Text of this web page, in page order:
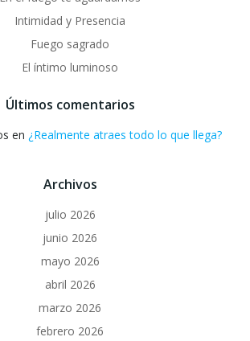
Intimidad y Presencia
Fuego sagrado
El íntimo luminoso
Últimos comentarios
en ¿Realmente atraes todo lo que llega?
Archivos
julio 2026
junio 2026
mayo 2026
abril 2026
marzo 2026
febrero 2026